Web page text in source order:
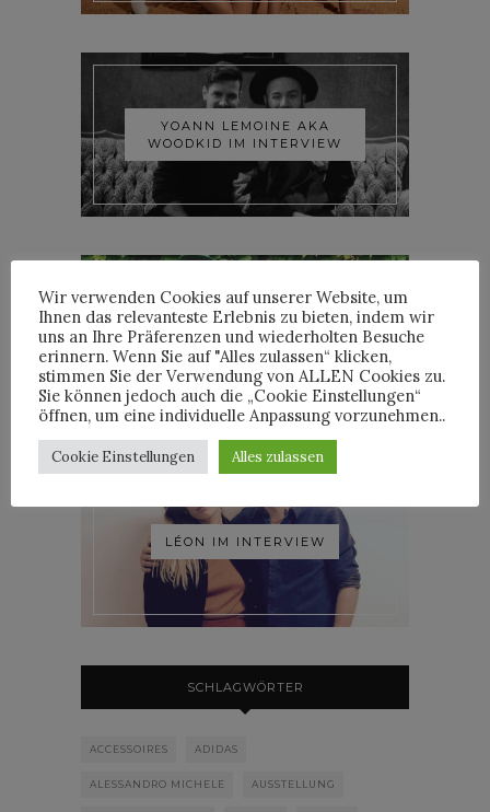
YOANN LEMOINE AKA
WOODKID IM INTERVIEW
ROOSEVELT IM INTERVIEW
LÉON IM INTERVIEW
SCHLAGWÖRTER
ACCESSOIRES ADIDAS
ALESSANDRO MICHELE AUSSTELLUNG
Wir verwenden Cookies auf unserer Website, um
Ihnen das relevanteste Erlebnis zu bieten, indem wir
uns an Ihre Präferenzen und wiederholten Besuche
erinnern. Wenn Sie auf "Alles zulassen“ klicken,
stimmen Sie der Verwendung von ALLEN Cookies zu.
Sie können jedoch auch die „Cookie Einstellungen“
öffnen, um eine individuelle Anpassung vorzunehmen..
Cookie Einstellungen Alles zulassen